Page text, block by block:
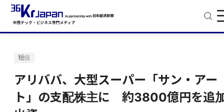
短信
アリババ、大型スーパー「サン・アー
ト」の支配株主に 約3800億円を追